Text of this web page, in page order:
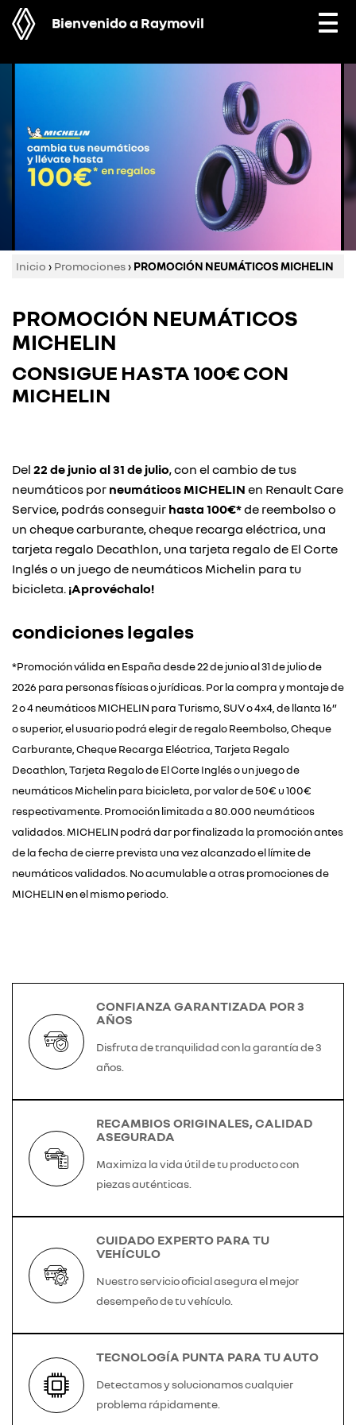
Bienvenido a Raymovil
Inicio › Promociones› PROMOCIÓN NEUMÁTICOS MICHELIN
PROMOCIÓN NEUMÁTICOS
MICHELIN
CONSIGUE HASTA100€ CON
MICHELIN
Del 22 de junio al 31 de julio, con el cambio de tus
neumáticos por neumáticos MICHELIN en Renault Care
Service, podrás conseguir hasta 100€*de reembolso o
un cheque carburante, cheque recarga eléctrica, una
tarjeta regalo Decathlon, una tarjeta regalo de El Corte
Inglés o un juego de neumáticos Michelin para tu
bicicleta. ¡Aprovéchalo!
condiciones legales
*Promoción válida en España desde 22 de junio al 31 de julio de
2026 para personas físicas o jurídicas. Por la compra y montaje de
2 o 4 neumáticos MICHELIN para Turismo, SUV o 4x4, de llanta 16”
o superior, el usuario podrá elegir de regalo Reembolso, Cheque
Carburante, Cheque Recarga Eléctrica, Tarjeta Regalo
Decathlon, Tarjeta Regalo de El Corte Inglés o un juego de
neumáticos Michelin para bicicleta, por valor de 50€ u 100€
respectivamente. Promoción limitada a 80.000 neumáticos
validados. MICHELIN podrá dar por finalizada la promoción antes
de la fecha de cierre prevista una vez alcanzado el límite de
neumáticos validados. No acumulable a otras promociones de
MICHELIN en el mismo periodo.
CONFIANZA GARANTIZADA POR 3
AÑOS
Disfruta de tranquilidad con la garantía de 3
años.
RECAMBIOS ORIGINALES, CALIDAD
ASEGURADA
Maximiza la vida útil de tu producto con
piezas auténticas.
CUIDADO EXPERTO PARA TU
VEHÍCULO
Nuestro servicio oficial asegura el mejor
desempeño de tu vehículo.
TECNOLOGÍA PUNTA PARA TU AUTO
Detectamos y solucionamos cualquier
problema rápidamente.